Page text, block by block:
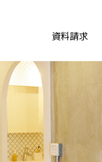
資料請求